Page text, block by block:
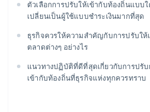
ตัวเลือกการปรับให้เข้ากับท้องถิ่นแบบ
เปลี่ยนเป็นผู้ใช้แบบชําระเงินมากที่สุด
ธุรกิจควรให้ความสําคัญกับการปรับให้
ตลาดต่างๆ อย่างไร
แนวทางปฏิบัติที่ดีที่สุดเกี่ยวกับการปรับ
เข้ากับท้องถิ่นที่ธุรกิจแห่งทุกควรทราบ